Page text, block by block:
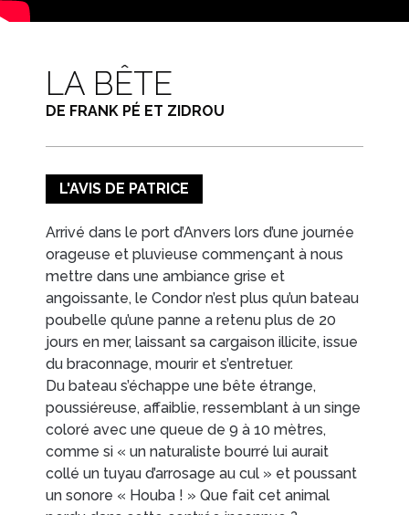
LA BÊTE
DE FRANK PÉ ET ZIDROU
L'AVIS DE PATRICE
Arrivé dans le port d’Anvers lors d’une journée
orageuse et pluvieuse commençant à nous
mettre dans une ambiance grise et
angoissante, le Condor n’est plus qu’un bateau
poubelle qu’une panne a retenu plus de 20
jours en mer, laissant sa cargaison illicite, issue
du braconnage, mourir et s’entretuer.
Du bateau s’échappe une bête étrange,
poussiéreuse, affaiblie, ressemblant à un singe
coloré avec une queue de 9 à 10 mètres,
comme si « un naturaliste bourré lui aurait
collé un tuyau d’arrosage au cul » et poussant
un sonore « Houba ! » Que fait cet animal